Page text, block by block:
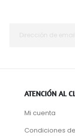
ATENCIÓN AL
Mi cuenta
Condiciones